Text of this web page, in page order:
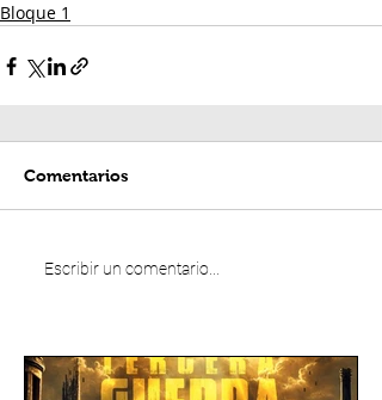
Bloque 1
Comentarios
Escribir un comentario...